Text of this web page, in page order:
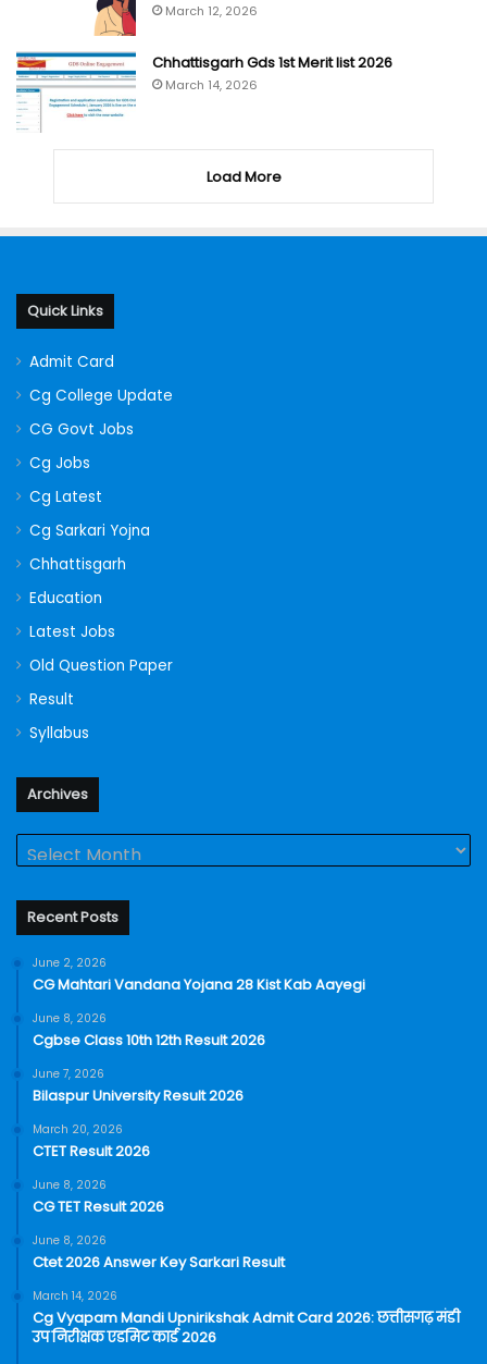
March 12, 2026
Chhattisgarh Gds 1st Merit list 2026
March 14, 2026
Load More
Quick Links
Admit Card
Cg College Update
CG Govt Jobs
Cg Jobs
Cg Latest
Cg Sarkari Yojna
Chhattisgarh
Education
Latest Jobs
Old Question Paper
Result
Syllabus
Archives
Recent Posts
June 2, 2026
CG Mahtari Vandana Yojana 28 Kist Kab Aayegi
June 8, 2026
Cgbse Class 10th 12th Result 2026
June 7, 2026
Bilaspur University Result 2026
March 20, 2026
CTET Result 2026
June 8, 2026
CG TET Result 2026
June 8, 2026
Ctet 2026 Answer Key Sarkari Result
March 14, 2026
Cg Vyapam Mandi Upnirikshak Admit Card 2026: छत्तीसगढ़ मंडी
उप निरीक्षक एडमिट कार्ड 2026